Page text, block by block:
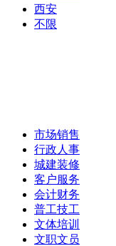
西安
不限
市场销售
行政人事
城建装修
客户服务
会计财务
普工技工
文体培训
文职文员